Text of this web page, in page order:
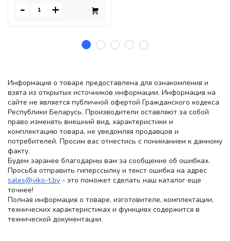
- +
Информация о товаре предоставлена для ознакомления и
взята из открытых источников информации. Информация на
сайте не является публичной офертой Гражданского кодекса
Республики Беларусь. Производители оставляют за собой
право изменять внешний вид, характеристики и
комплектацию товара, не уведомляя продавцов и
потребителей. Просим вас отнестись с пониманием к данному
факту.
Будем заранее благодарны вам за сообщение об ошибках.
Просьба отправить гиперссылку и текст ошибка на адрес
sales@viko-t.by - это поможет сделать наш каталог еще
точнее!
Полная информация о товаре, изготовителе, комплектации,
технических характеристиках и функциях содержится в
технической документации.